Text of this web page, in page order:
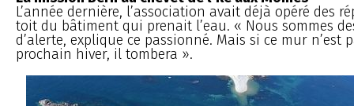
L’année dernière, l’association avait déjà opéré des
toit du bâtiment qui prenait l’eau. « Nous sommes
d’alerte, explique ce passionné. Mais si ce mur n’est
prochain hiver, il tombera ».